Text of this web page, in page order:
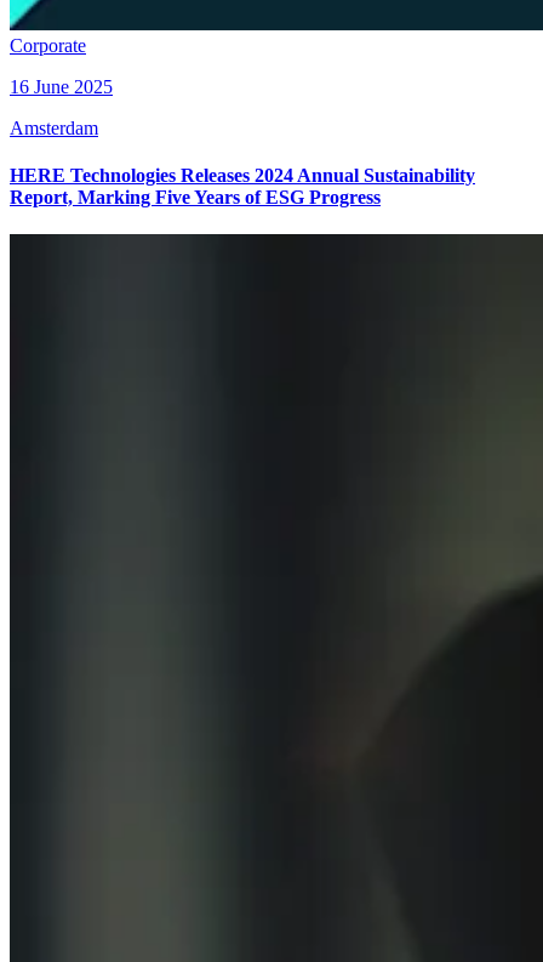
Corporate
16 June 2025
Amsterdam
HERE Technologies Releases 2024 Annual Sustainability
Report, Marking Five Years of ESG Progress